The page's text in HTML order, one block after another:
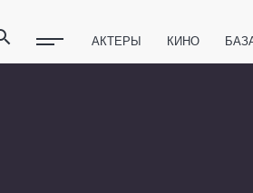
АКТЕРЫ КИНО